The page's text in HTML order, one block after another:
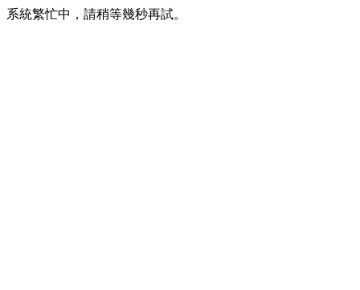
系統繁忙中，請稍等幾秒再試。